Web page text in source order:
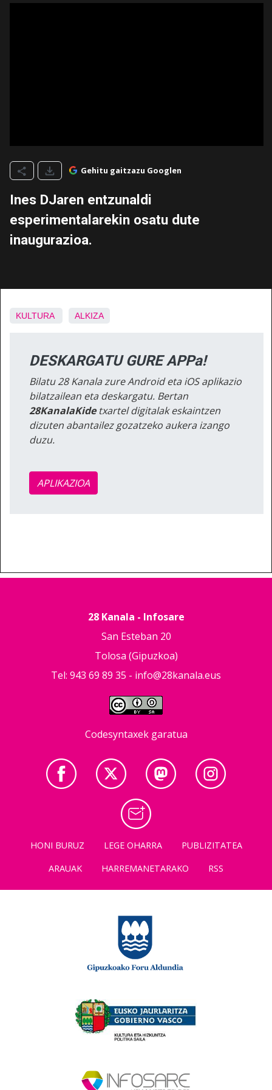
Gehitu gaitzazu Googlen
Ines DJaren entzunaldi
esperimentalarekin osatu dute
inaugurazioa.
KULTURA ALKIZA
DESKARGATU GURE APPa!
Bilatu 28 Kanala zure Android eta iOS aplikazio
bilatzailean eta deskargatu. Bertan
28KanalaKidetxartel digitalak eskaintzen
dizuten abantailez gozatzeko aukera izango
duzu.
APLIKAZIOA
28 Kanala - Infosare
San Esteban 20
Tolosa (Gipuzkoa)
Tel: 943 69 89 35 - info@28kanala.eus
Codesyntaxek garatua
HONI BURUZ LEGE OHARRA
PUBLIZITATEA
ARAUAK
HARREMANETARAKO RSS